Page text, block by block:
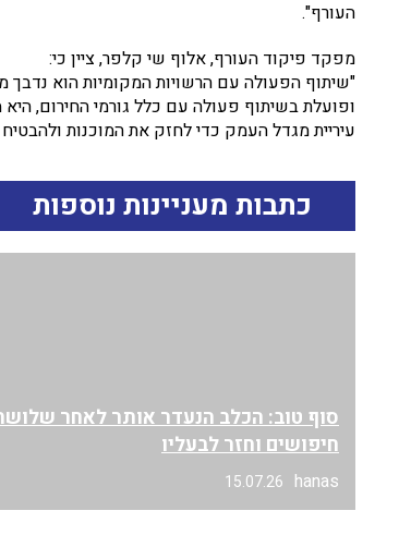
העורף".
מפקד פיקוד העורף, אלוף שי קלפר, ציין כי:
"שיתוף הפעולה עם הרשויות המקומיות הוא נדבך
ופועלת בשיתוף פעולה עם כלל גורמי החירום,
עיריית מגדל העמק כדי לחזק את המוכנות
כתבות מעניינות נוספות
סוף טוב: הכלב הנעדר אותר לאחר
חיפושים וחזר לבעליו
hanas
15.07.26